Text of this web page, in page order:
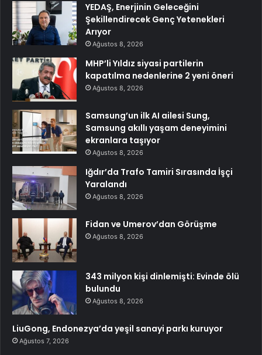
YEDAŞ, Enerjinin Geleceğini
Şekillendirecek Genç Yetenekleri
Arıyor
Ağustos 8, 2026
MHP’li Yıldız siyasi partilerin
kapatılma nedenlerine 2 yeni öneri
Ağustos 8, 2026
Samsung’un ilk AI ailesi Sung,
Samsung akıllı yaşam deneyimini
ekranlara taşıyor
Ağustos 8, 2026
Iğdır’da Trafo Tamiri Sırasında İşçi
Yaralandı
Ağustos 8, 2026
Fidan ve Umerov’dan Görüşme
Ağustos 8, 2026
343 milyon kişi dinlemişti: Evinde ölü
bulundu
Ağustos 8, 2026
LiuGong, Endonezya’da yeşil sanayi parkı kuruyor
Ağustos 7, 2026